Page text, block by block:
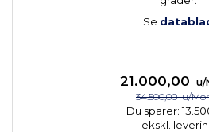
Se
21.000,00
u/
34.500,00u/
Du sparer:
ekskl.